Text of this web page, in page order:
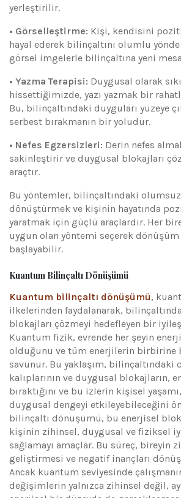
yerleştirilir.
• Görselleştirme: Kişi, kendisini
hayal ederek bilinçaltını olumlu
görsel imgelerle bilinçaltına yeni
• Yazma Terapisi: Duygusal olarak
hissettiğimizde, yazı yazmak bir
Bu, bilinçaltındaki duyguları yüzeye
serbest bırakmanın bir yoludur.
• Nefes Egzersizleri: Derin nefes
sakinleştirir ve duygusal blokajları
araçtır.
Bu yöntemler, bilinçaltındaki olumsuz
dönüştürmek ve kişinin hayatında
yaratmak için güçlü araçlardır. Her
uygun olan yöntemi seçerek
başlayabilir.
Kuantum Bilinçaltı Dönüşümü
Kuantum bilinçaltı dönüşümü,
ilkelerinden faydalanarak,
blokajları çözmeyi hedefleyen bir
Kuantum fizik, evrende her şeyin
olduğunu ve tüm enerjilerin birbirine
savunur. Bu yaklaşım, bilinçaltındaki
kalıplarının ve duygusal blokajların,
bıraktığını ve bu izlerin kişisel
duygusal dengeyi etkileyebileceğini
bilinçaltı dönüşümü, bu enerjisel
kişinin zihinsel, duygusal ve fiziksel
sağlamayı amaçlar. Bu süreç, bireyin
geliştirmesi ve negatif inançları
Ancak kuantum seviyesinde
değişimlerin yalnızca zihinsel değil,